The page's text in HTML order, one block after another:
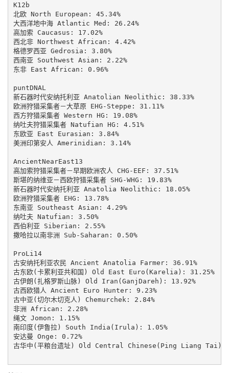
K12b
北欧 North European: 45.34%
大西洋地中海 Atlantic Med: 26.24%
高加索 Caucasus: 17.02%
西北非 Northwest African: 4.42%
格德罗西亚 Gedrosia: 3.80%
西南亚 Southwest Asian: 2.22%
东非 East African: 0.96%
puntDNAL
新石器时代安纳托利亚 Anatolian Neolithic: 38.33%
欧洲狩猎采集者－大草原 EHG-Steppe: 31.11%
西方狩猎采集者 Western HG: 19.08%
纳吐夫狩猎采集者 Natufian HG: 4.51%
东欧亚 East Eurasian: 3.84%
美洲印第安人 Amerinidian: 3.14%
AncientNearEast13
高加索狩猎采集者－早期欧洲农人 CHG-EEF: 37.51%
斯堪的纳维亚－西欧狩猎采集者 SHG-WHG: 19.83%
新石器时代安纳托利亚 Anatolia Neolithic: 18.05%
欧洲狩猎采集者 EHG: 13.78%
东南亚 Southeast Asian: 4.29%
纳吐夫 Natufian: 3.50%
西伯利亚 Siberian: 2.55%
撒哈拉以南非洲 Sub-Saharan: 0.50%
ProLi14
古安纳托利亚农民 Ancient Anatolia Farmer: 36.91%
古东欧(卡累利亚共和国) Old East Euro(Karelia): 31.25%
古伊朗(扎格罗斯山脉) Old Iran(GanjDareh): 13.92%
古西欧猎人 Ancient Euro Hunter: 9.23%
古中亚(切尔木切克人) Chemurchek: 2.84%
非洲 African: 2.28%
绳文 Jomon: 1.15%
南印度(伊鲁拉) South India(Irula): 1.05%
安达曼 Onge: 0.72%
古华中(平粮台遗址) Old Central Chinese(Ping Liang Tai):